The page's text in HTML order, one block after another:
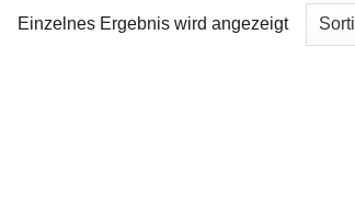
Einzelnes Ergebnis wird angezeigt